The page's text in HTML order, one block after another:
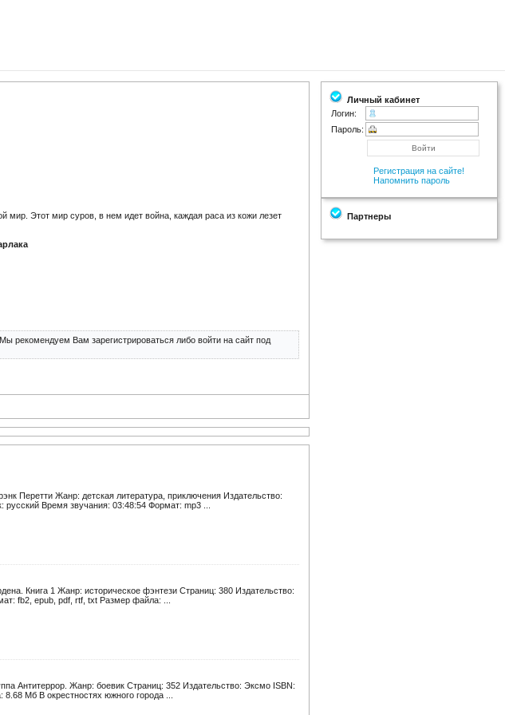
Этот мир суров, в нем идет война, каждая раса из кожи лезет
рекомендуем Вам зарегистрироваться либо войти на сайт под
Перетти Жанр: детская литература, приключения Издательство:
Время звучания: 03:48:54 Формат: mp3 ...
Книга 1 Жанр: историческое фэнтези Страниц: 380 Издательство:
fb2, epub, pdf, rtf, txt Размер файла: ...
Антитеррор. Жанр: боевик Страниц: 352 Издательство: Эксмо ISBN:
Мб В окрестностях южного города ...
Личный кабинет
Логин:
Пароль:
Регистрация на сайте!
Напомнить пароль
Партнеры